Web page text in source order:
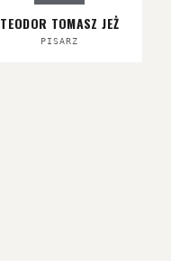
TEODOR TOMASZ JEŻ
PISARZ